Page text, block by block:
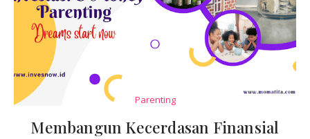
Parenting
Membangun Kecerdasan Finansial